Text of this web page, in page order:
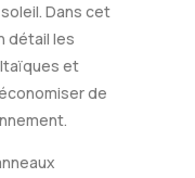
Dans cet
détail les
et
de